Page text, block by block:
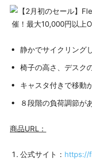
静かでサイクリング
椅子の高さ、デスク
キャスタ付きで移動
８段階の負荷調節が
商品URL：
公式サイト： https://